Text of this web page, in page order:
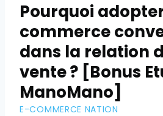
Pourquoi
commerce
dans la relation
vente ? [Bonus
ManoMano]
E-COMMERCE NATION